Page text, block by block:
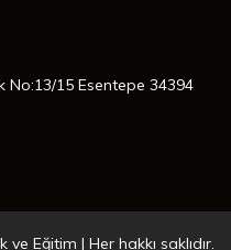
No:13/15 Esentepe 34394
Eğitim | Her hakkı saklıdır.